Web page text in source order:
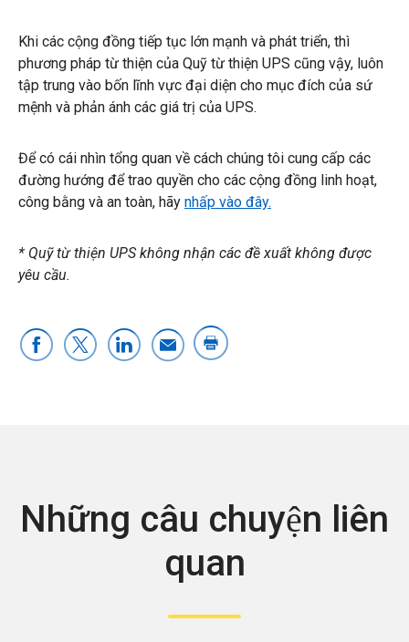
Khi các cộng đồng tiếp tục lớn mạnh và phát triển, thì
phương pháp từ thiện của Quỹ từ thiện UPS cũng vậy, luôn
tập trung vào bốn lĩnh vực đại diện cho mục đích của sứ
mệnh và phản ánh các giá trị của UPS.
Để có cái nhìn tổng quan về cách chúng tôi cung cấp các
đường hướng để trao quyền cho các cộng đồng linh hoạt,
công bằng và an toàn, hãy nhấp vào đây.
* Quỹ từ thiện UPS không nhận các đề xuất không được
yêu cầu.
Những câu chuyện liên
quan